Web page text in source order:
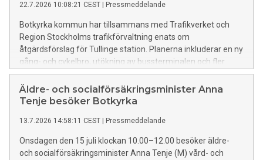
22.7.2026 10:08:21 CEST Pressmeddelande
Botkyrka kommun har tillsammans med Trafikverket och
Region Stockholms trafikförvaltning enats om
åtgärdsförslag för Tullinge station. Planerna inkluderar en ny
gång- och cykelbro, utökning av bussterminalen och fler
väderskydd. Målet är att förbättra tillgängligheten och
attraktiviteten för resenärer.
Äldre- och socialförsäkringsminister Anna
Tenje besöker Botkyrka
13.7.2026 14:58:11 CEST Pressmeddelande
Onsdagen den 15 juli klockan 10.00–12.00 besöker äldre-
och socialförsäkringsminister Anna Tenje (M) vård- och